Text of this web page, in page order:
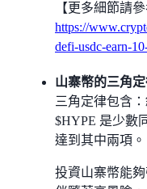
【更多細節請
https://
defi-usdc-earn-
山寨幣的三角
三角定律包含
$HYPE 是少數
達到其中兩項。
投資山寨幣能